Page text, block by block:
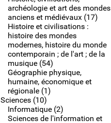
archéologie et art des mondes
anciens et médiévaux (17)
Histoire et civilisations :
histoire des mondes
modernes, histoire du monde
contemporain ; de l'art ; de la
musique (54)
Géographie physique,
humaine, économique et
régionale (1)
Sciences (10)
Informatique (2)
Sciences de l'information et